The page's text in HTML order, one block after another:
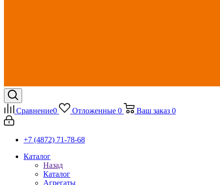
Сравнение0 Отложенные 0 Ваш заказ 0
+7 (4872) 71-78-68
Каталог
Назад
Каталог
Агрегаты